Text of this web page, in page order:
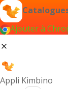
Ajouter à
Appli Kimbino